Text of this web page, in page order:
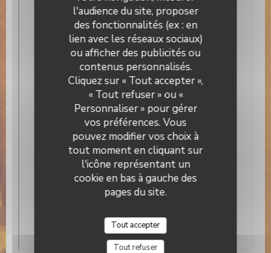
l'audience du site, proposer
des fonctionnalités (ex : en
lien avec les réseaux sociaux)
ou afficher des publicités ou
contenus personnalisés.
Cliquez sur « Tout accepter »,
« Tout refuser » ou «
Personnaliser » pour gérer
vos préférences. Vous
pouvez modifier vos choix à
tout moment en cliquant sur
l'icône représentant un
cookie en bas à gauche des
pages du site.
Tout accepter
Tout refuser
Brasserie Valma